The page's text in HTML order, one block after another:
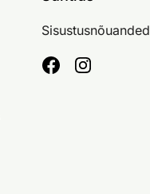
Sisustusnõuanded